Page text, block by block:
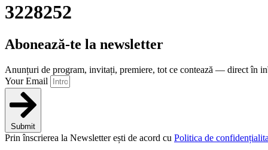
3228252
Abonează-te la newsletter
Anunțuri de program, invitați, premiere, tot ce contează — direct în
Your Email
Submit
Prin înscrierea la Newsletter ești de acord cu Politica de